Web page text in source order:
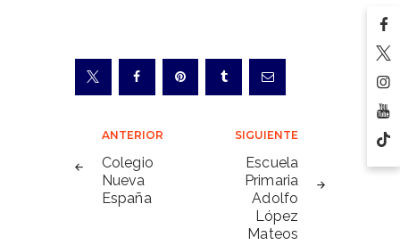
Navegación
de
entradas
ANTERIOR
Colegio
Nueva
España
SIGUIENTE
Escuela
Primaria
Adolfo
López
Mateos